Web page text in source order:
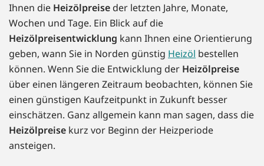
Ihnen die Heizölpreise der letzten Jahre, Monate,
Wochen und Tage. Ein Blick auf die
Heizölpreisentwicklung kann Ihnen eine Orientierung
geben, wann Sie in Norden günstig Heizöl bestellen
können. Wenn Sie die Entwicklung der Heizölpreise
über einen längeren Zeitraum beobachten, können Sie
einen günstigen Kaufzeitpunkt in Zukunft besser
einschätzen. Ganz allgemein kann man sagen, dass die
Heizölpreise kurz vor Beginn der Heizperiode
ansteigen.